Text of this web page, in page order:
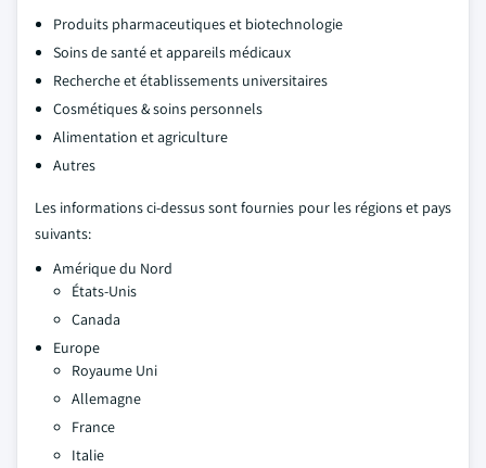
Produits pharmaceutiques et biotechnologie
Soins de santé et appareils médicaux
Recherche et établissements universitaires
Cosmétiques & soins personnels
Alimentation et agriculture
Autres
Les informations ci-dessus sont fournies pour les régions et pays
suivants:
Amérique du Nord
États-Unis
Canada
Europe
Royaume Uni
Allemagne
France
Italie